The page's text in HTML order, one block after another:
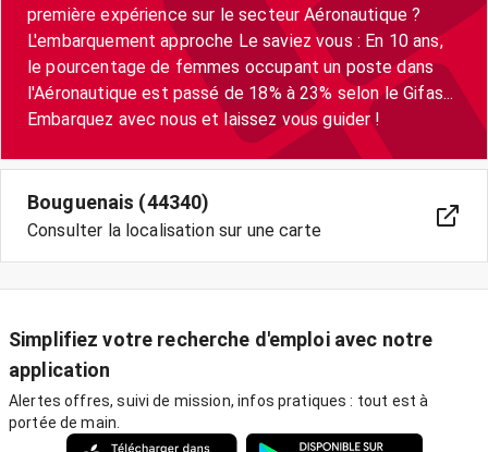
première expérience sur le secteur Aéronautique ?
L'embarquement approche Le saviez vous : En 10 ans,
le pourcentage de femmes occupant un poste dans
l'Aéronautique est passé de 18% à 23% selon le Gifas...
Embarquez avec nous et laissez vous guider !
Bouguenais (44340)
Consulter la localisation sur une carte
Simplifiez votre recherche d'emploi avec notre
application
Alertes offres, suivi de mission, infos pratiques : tout est à
portée de main.